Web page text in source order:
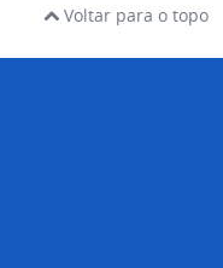
Voltar para o topo